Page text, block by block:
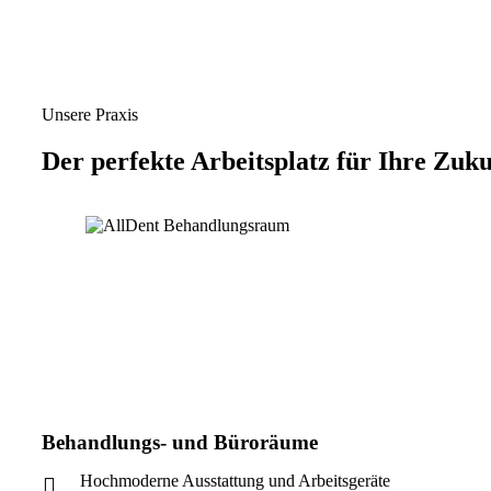
Unsere Praxis
Der perfekte Arbeitsplatz für Ihre
Behandlungs- und Büroräume
Hochmoderne Ausstattung und Arbeitsgeräte